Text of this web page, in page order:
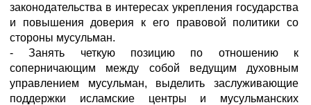
законодательства в интересах укрепления государства
и повышения доверия к его правовой политики со
стороны мусульман.
- Занять четкую позицию по отношению к
соперничающим между собой ведущим духовным
управлением мусульман, выделить заслуживающие
поддержки исламские центры и мусульманских